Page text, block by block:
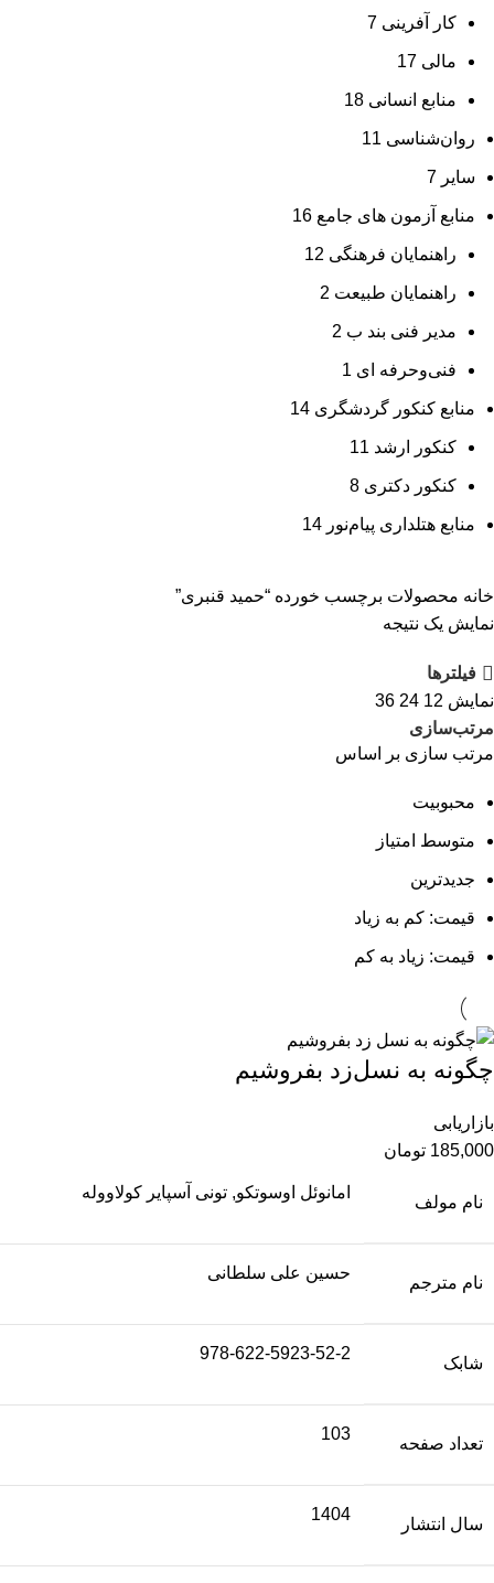
کار آفرینی 7
مالی 17
منابع انسانی 18
روان‌شناسی 11
سایر 7
منابع آزمون های جامع 16
راهنمایان فرهنگی 12
راهنمایان طبیعت 2
مدیر فنی بند ب 2
فنی‌وحرفه‌ ای 1
منابع کنکور گردشگری 14
کنکور ارشد 11
کنکور دکتری 8
منابع هتلداری پیام‌نور 14
خانه محصولات برچسب خورده “حمید قنبری”
نمایش یک نتیجه
فیلترها
نمایش 12
24
36
مرتب‌سازی
مرتب سازی بر اساس
محبوبیت
متوسط امتیاز
جدیدترین
قیمت: کم به زیاد
قیمت: زیاد به کم
چگونه به نسل‌زد بفروشیم
بازاریابی
185,000 تومان
نام مولف
امانوئل اوسوتکو, تونی آسپایر کولاووله
نام مترجم
حسین علی سلطانی
شابک
978-622-5923-52-2
تعداد صفحه
103
سال انتشار
1404